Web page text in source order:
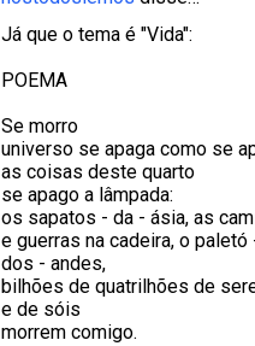
Já que o tema é "Vida":
POEMA
Se morro
universo se apaga como se
as coisas deste quarto
se apago a lâmpada:
os sapatos - da - ásia, as
e guerras na cadeira, o paletó
dos - andes,
bilhões de quatrilhões de
e de sóis
morrem comigo.